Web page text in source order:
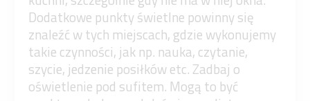
Dodatkowe punkty świetlne powinny się
znaleźć w tych miejscach, gdzie wykonujemy
takie czynności, jak np. nauka, czytanie,
szycie, jedzenie posiłków etc. Zadbaj o
oświetlenie pod sufitem. Mogą to być